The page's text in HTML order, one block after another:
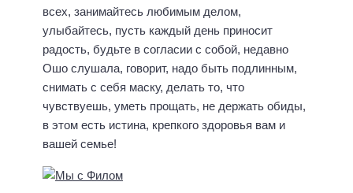
всех, занимайтесь любимым делом,
улыбайтесь, пусть каждый день приносит
радость, будьте в согласии с собой, недавно
Ошо слушала, говорит, надо быть подлинным,
снимать с себя маску, делать то, что
чувствуешь, уметь прощать, не держать обиды,
в этом есть истина, крепкого здоровья вам и
вашей семье!